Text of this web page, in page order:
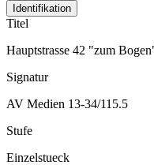
Identifikation
Titel
Hauptstrasse 42 "zum
Signatur
AV Medien 13-34/115.5
Stufe
Einzelstueck